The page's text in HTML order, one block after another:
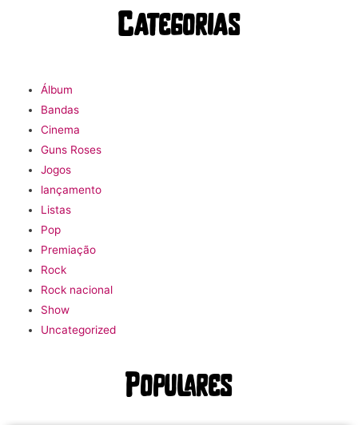
Categorias
Álbum
Bandas
Cinema
Guns Roses
Jogos
lançamento
Listas
Pop
Premiação
Rock
Rock nacional
Show
Uncategorized
Populares